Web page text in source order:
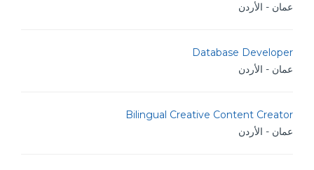
عمان - الأردن
Database Developer
عمان - الأردن
Bilingual Creative Content Creator
عمان - الأردن